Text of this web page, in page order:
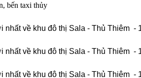
bến taxi thủy